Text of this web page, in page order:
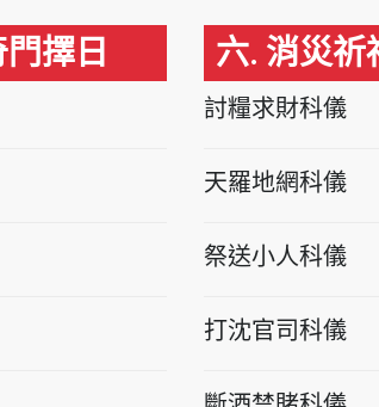
擇日 六. 消災祈
討糧求財科儀
天羅地網科儀
祭送小人科儀
打沈官司科儀